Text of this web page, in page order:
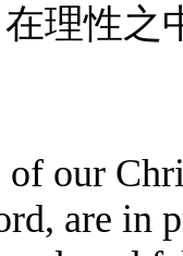
理性之
our
are in